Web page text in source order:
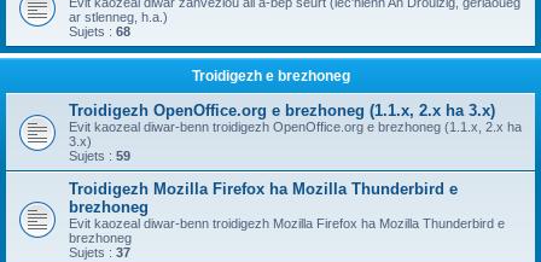
ar stlenneg, h.a.)
Sujets : 68
Troidigezh e brezhoneg
Troidigezh OpenOffice.org e brezhoneg (1.1.x, 2.x ha 3.x)
Evit kaozeal diwar-benn troidigezh OpenOffice.org e brezhoneg (1.1.x, 2.x ha
3.x)
Sujets : 59
Troidigezh Mozilla Firefox ha Mozilla Thunderbird e
brezhoneg
Evit kaozeal diwar-benn troidigezh Mozilla Firefox ha Mozilla Thunderbird e
brezhoneg
Sujets : 37